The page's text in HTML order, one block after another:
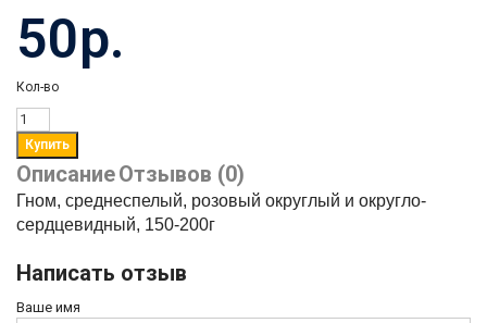
50р.
Кол-во
ОписаниеОтзывов (0)
Гном, среднеспелый, розовый округлый и округло-
сердцевидный, 150-200г
Написать отзыв
Ваше имя